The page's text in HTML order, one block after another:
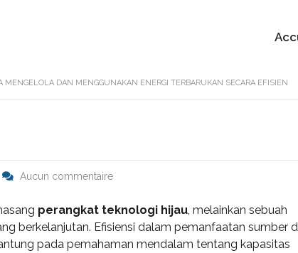
MENGELOLA DAN MENGGUNAKAN ENERGI TERBARUKAN SECARA EFISIEN
Aucun commentaire
perangkat teknologi hijau, melainkan sebuah
berkelanjutan. Efisiensi dalam pemanfaatan sumber
pada pemahaman mendalam tentang kapasitas